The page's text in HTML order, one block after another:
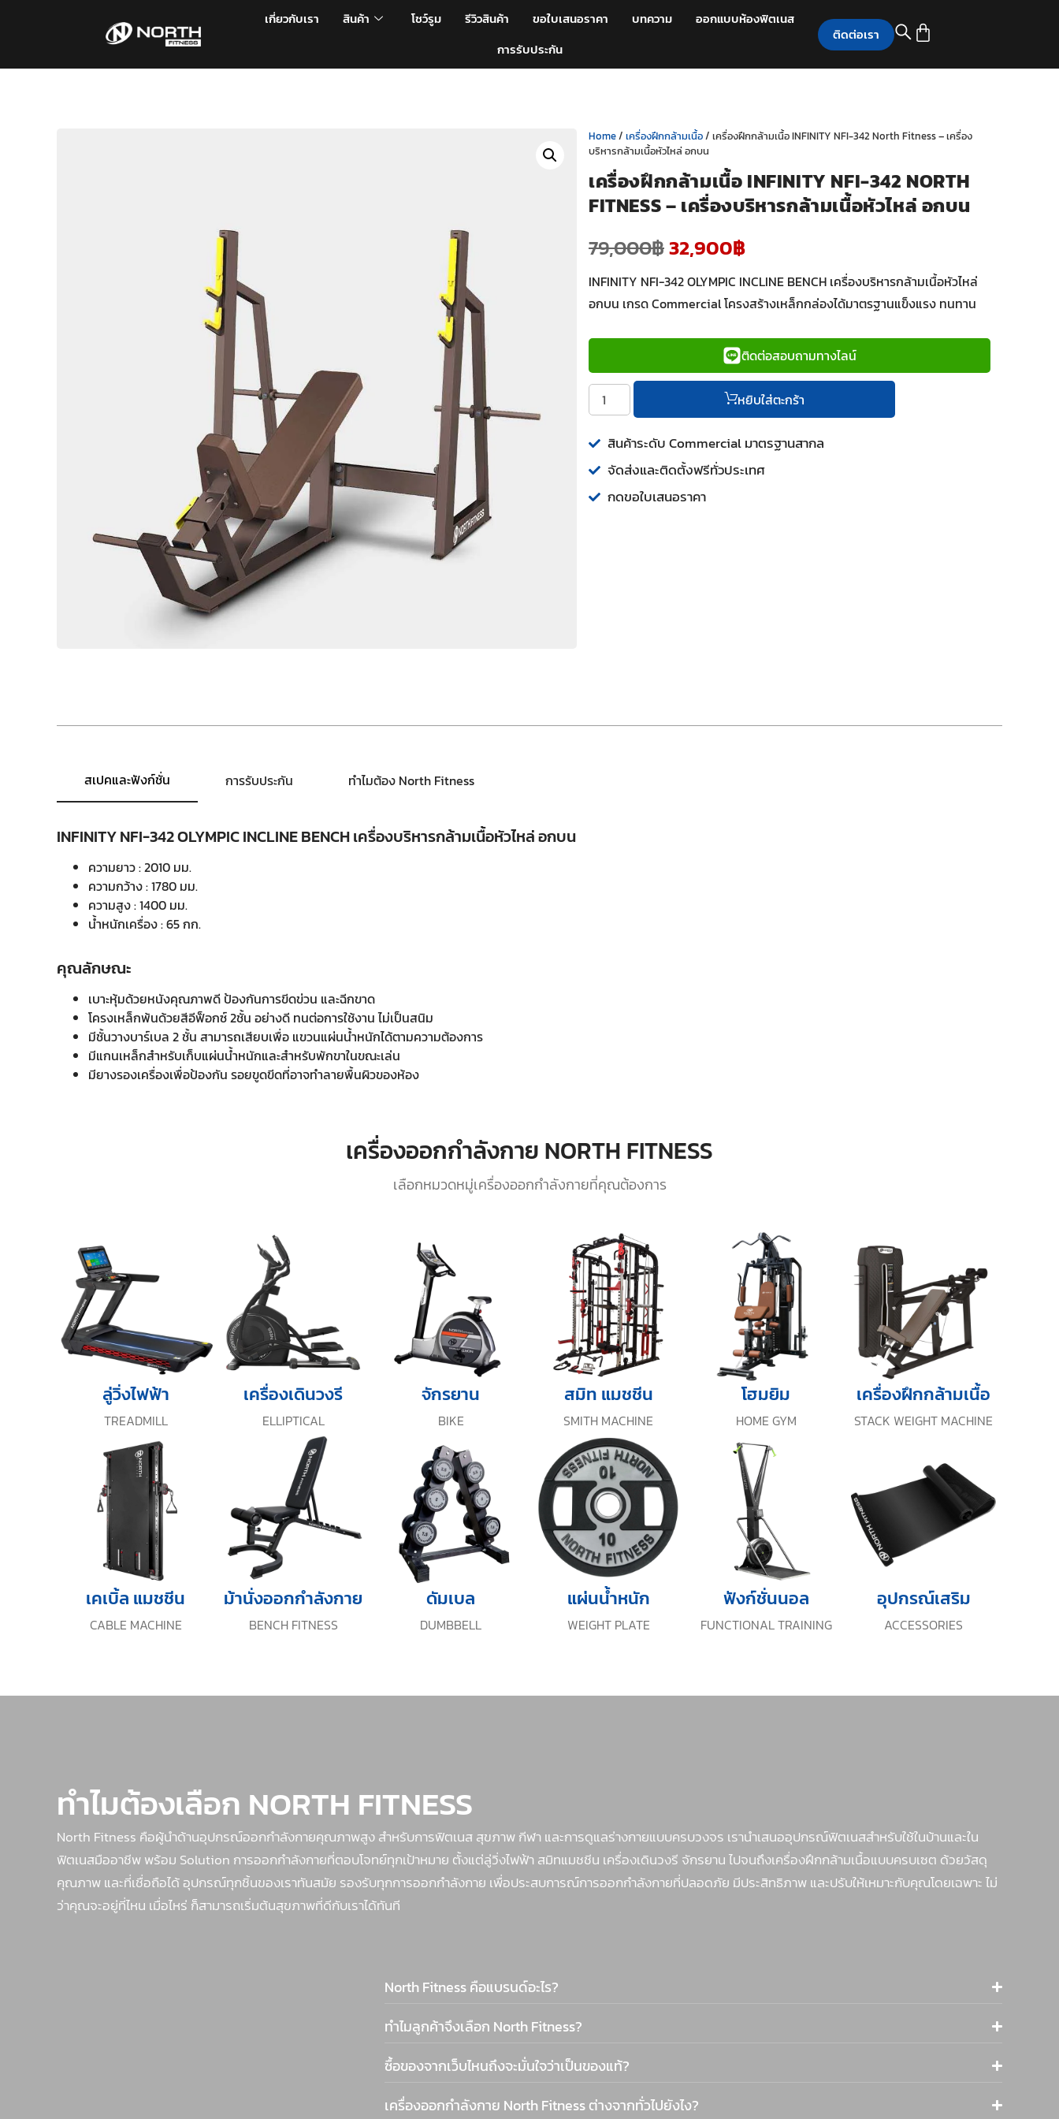
เกี่ยวกับเรา สินค้า โชว์รูม รีวิวสินค้า ขอใบเสนอราคา บทความ
ออกแบบห้องฟิตเนส
การรับประกัน
ติดต่อเรา
Home/ เครื่องฝึกกล้ามเนื้อ/ เครื่องฝึกกล้ามเนื้อ INFINITY NFI-342 North Fitness – เครื่อง
บริหารกล้ามเนื้อหัวไหล่ อกบน
เครื่องฝึกกล้ามเนื้อ INFINITY NFI-342 NORTH
FITNESS – เครื่องบริหารกล้ามเนื้อหัวไหล่ อกบน
79,000฿32,900฿
INFINITY NFI-342 OLYMPIC INCLINE BENCH เครื่องบริหารกล้ามเนื้อหัวไหล่
อกบน เกรด Commercial โครงสร้างเหล็กกล่องได้มาตรฐานแข็งแรง ทนทาน
ติดต่อสอบถามทางไลน์
หยิบใส่ตะกร้า
สินค้าระดับ Commercial มาตรฐานสากล
จัดส่งและติดตั้งฟรีทั่วประเทศ
กดขอใบเสนอราคา
สเปคและฟังก์ชั่น การรับประกัน ทำไมต้อง North Fitness
INFINITY NFI-342 OLYMPIC INCLINE BENCH เครื่องบริหารกล้ามเนื้อหัวไหล่ อกบน
ความยาว : 2010 มม.
ความกว้าง : 1780 มม.
ความสูง: 1400 มม.
น้ำหนักเครื่อง : 65 กก.
คุณลักษณะ
เบาะหุ้มด้วยหนังคุณภาพดี ป้องกันการขีดข่วน และฉีกขาด
โครงเหล็กพ้นด้วยสีอีฟ็อกซ์ 2ชั้น อย่างดี ทนต่อการใช้งาน ไม่เป็นสนิม
มีชั้นวางบาร์เบล 2 ชั้น สามารถเสียบเพื่อ แขวนแผ่นน้ำหนักได้ตามความต้องการ
มีแกนเหล็กสำหรับเก็บแผ่นน้ำหนักและสำหรับพักขาในขณะเล่น
มียางรองเครื่องเพื่อป้องกัน รอยขูดขีดที่อาจทำลายพื้นผิวของห้อง
เลือกหมวดหมู่เครื่องออกกำลังกายที่คุณต้องการ
เครื่องออกกำลังกาย NORTH FITNESS
TREADMILL
ลู่วิ่งไฟฟ้า
ELLIPTICAL
เครื่องเดินวงรี
BIKE
จักรยาน
SMITH MACHINE
สมิท แมชชีน
HOME GYM
โฮมยิม
STACK WEIGHT MACHINE
เครื่องฝึกกล้ามเนื้อ
CABLE MACHINE
เคเบิ้ล แมชชีน
BENCH FITNESS
ม้านั่งออกกำลังกาย
DUMBBELL
ดัมเบล
WEIGHT PLATE
แผ่นน้ำหนัก
FUNCTIONAL TRAINING
ฟังก์ชั่นนอล
ACCESSORIES
อุปกรณ์เสริม
ทำไมต้องเลือก NORTH FITNESS
North Fitness คือผู้นำด้านอุปกรณ์ออกกำลังกายคุณภาพสูง สำหรับการฟิตเนส สุขภาพ กีฬา และการดูแลร่างกายแบบครบวงจร เรานำเสนออุปกรณ์ฟิตเนสสำหรับใช้ในบ้านและใน
ฟิตเนสมืออาชีพ พร้อม Solution การออกกำลังกายที่ตอบโจทย์ทุกเป้าหมาย ตั้งแต่ลู่วิ่งไฟฟ้า สมิทแมชชีน เครื่องเดินวงรี จักรยาน ไปจนถึงเครื่องฝึกกล้ามเนื้อแบบครบเซต ด้วยวัสดุ
คุณภาพ และที่เชื่อถือได้ อุปกรณ์ทุกชิ้นของเราทันสมัย รองรับทุกการออกกำลังกาย เพื่อประสบการณ์การออกกำลังกายที่ปลอดภัย มีประสิทธิภาพ และปรับให้เหมาะกับคุณโดยเฉพาะ ไม่
ว่าคุณจะอยู่ที่ไหน เมื่อไหร่ ก็สามารถเริ่มต้นสุขภาพที่ดีกับเราได้ทันที
North Fitness คือแบรนด์อะไร?
ทำไมลูกค้าจึงเลือก North Fitness?
ซื้อของจากเว็บไหนถึงจะมั่นใจว่าเป็นของแท้?
เครื่องออกกำลังกาย North Fitness ต่างจากทั่วไปยังไง?